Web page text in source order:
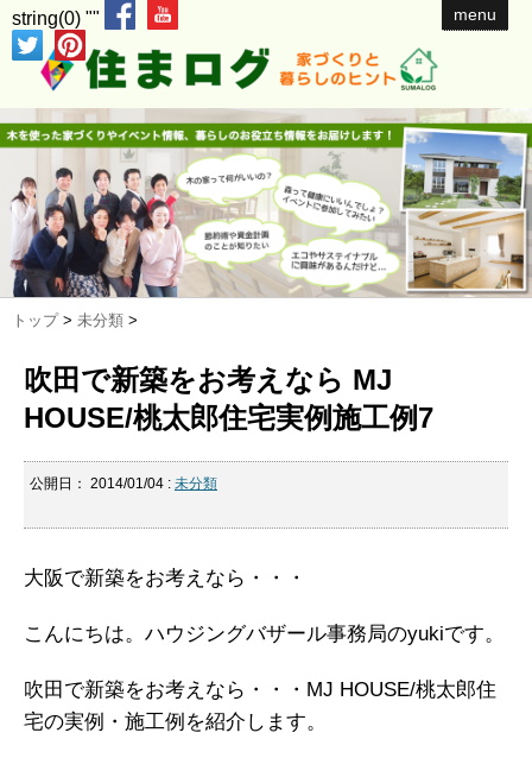
string(0) "" menu
トップ > 未分類 >
吹田で新築をお考えなら MJ
HOUSE/桃太郎住宅実例施工例7
公開日： 2014/01/04 : 未分類
大阪で新築をお考えなら・・・
こんにちは。ハウジングバザール事務局のyukiです。
吹田で新築をお考えなら・・・MJ HOUSE/桃太郎住
宅の実例・施工例を紹介します。